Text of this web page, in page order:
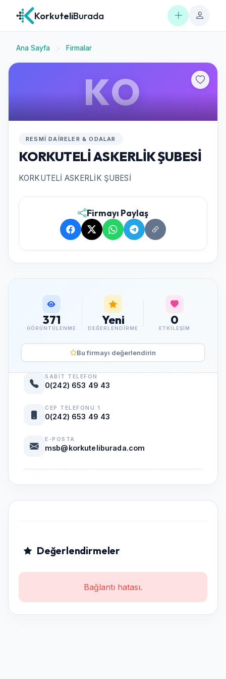
KorkuteliBurada
Ana Sayfa Firmalar
KO
RESMI DAIRELER & ODALAR
KORKUTELİ ASKERLİK ŞUBESİ
KORKUTELİ ASKERLİK ŞUBESİ
Firmayı Paylaş
Değerlendirmeler
Bağlantı hatası.
371
GÖRÜNTÜLENME
Yeni
DEĞERLENDIRME
0
ETKILEŞIM
Bu firmayı değerlendirin
SABIT TELEFON
0(242) 653 49 43
CEP TELEFONU 1
0(242) 653 49 43
E-POSTA
msb@korkuteliburada.com